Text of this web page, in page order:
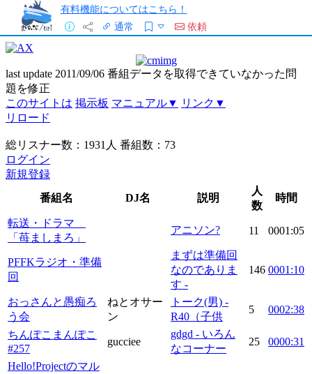
有料機能についてはこちら！
通常
依頼